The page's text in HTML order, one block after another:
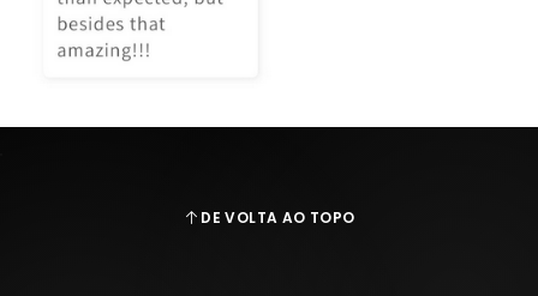
DE VOLTA AO TOPO